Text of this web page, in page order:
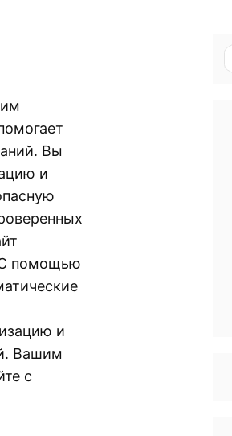
Вы
и
С помощью
и
Вашим
с